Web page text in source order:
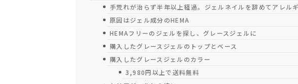
手荒れが治らず半年以上経過。ジェルネイルを辞めてアレル
原因はジェル成分のHEMA
HEMAフリーのジェルを探し、グレースジェルに
購入したグレースジェルのトップとベース
購入したグレースジェルのカラー
3,980円以上で送料無料